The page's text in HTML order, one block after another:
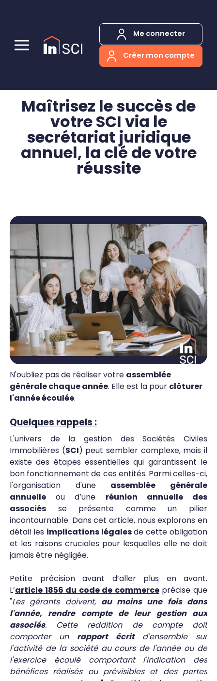
Me connecter
Créer mon compte
Maîtrisez le succès de
votre SCI via le
secrétariat juridique
annuel, la clé de votre
réussite
N'oubliez pas de réaliser votre assemblée
générale chaque année. Elle est la pour clôturer
l'année écoulée.
Quelques rappels :
L'univers de la gestion des Sociétés Civiles
Immobilières (SCI) peut sembler complexe, mais il
existe des étapes essentielles qui garantissent le
bon fonctionnement de ces entités. Parmi celles-ci,
l'organisation d'une assemblée générale
annuelle ou d’une réunion annuelle des
associés se présente comme un pilier
incontournable. Dans cet article, nous explorons en
détail les implications légalesde cette obligation
et les raisons cruciales pour lesquelles elle ne doit
jamais être négligée.
Petite précision avant d’aller plus en avant.
L’article 1856 du code de commerceprécise que
"Les gérants doivent, au moins une fois dans
l'année, rendre compte de leur gestion aux
associés. Cette reddition de compte doit
comporter un rapport écritd'ensemble sur
l'activité de la société au cours de l'année ou de
l'exercice écoulé comportant l'indication des
bénéfices réalisés ou prévisibles et des pertes